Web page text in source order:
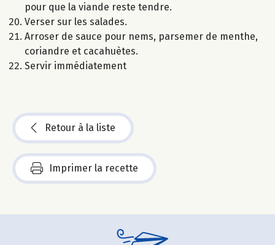
pour que la viande reste tendre.
Verser sur les salades.
Arroser de sauce pour nems, parsemer de menthe,
coriandre et cacahuètes.
Servir immédiatement
Retour à la liste
Imprimer la recette